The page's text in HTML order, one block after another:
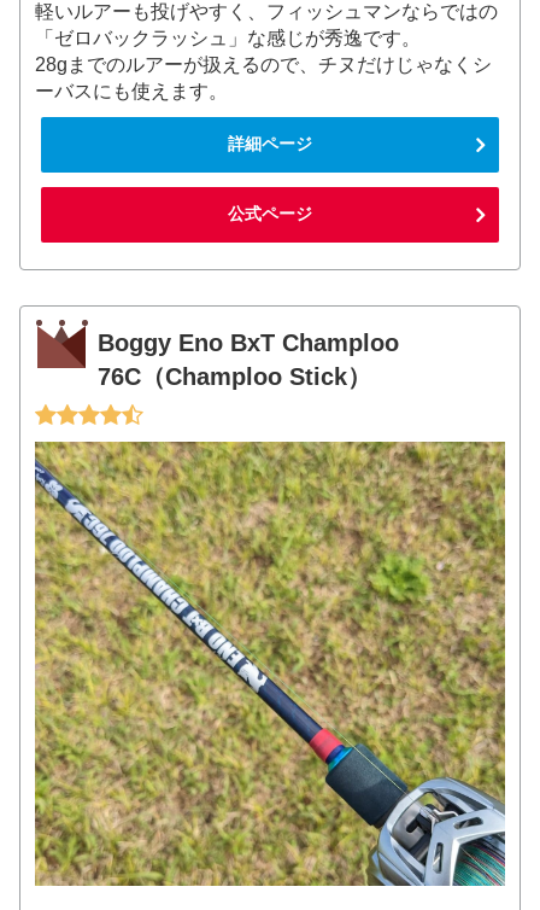
軽いルアーも投げやすく、フィッシュマンならではの
「ゼロバックラッシュ」な感じが秀逸です。
28gまでのルアーが扱えるので、チヌだけじゃなくシ
ーバスにも使えます。
詳細ページ
公式ページ
Boggy Eno BxT Champloo
76C（Champloo Stick）